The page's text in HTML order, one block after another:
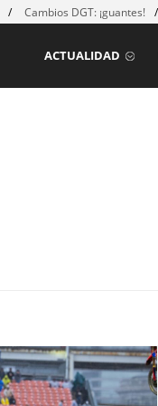
Cambios DGT: ¡guantes!
ACTUALIDAD